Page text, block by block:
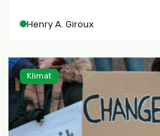
wychowają świadomych
Henry A. Giroux
Klimat